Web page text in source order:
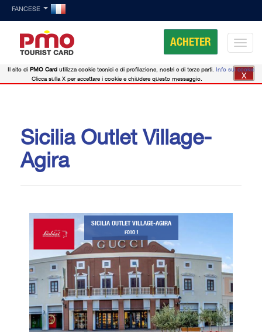
FANCESE
ACHETER
Sicilia Outlet Village-
Agira
SICILIA OUTLET VILLAGE-AGIRA
FOTO 1
Il sito di PMO Card utilizza cookie tecnici e di profilazione, nostri e di terze parti. Info sui cookie
Clicca sulla X per accettare i cookie e chiudere questo messaggio.
X